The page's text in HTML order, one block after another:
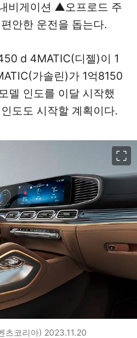
비게이션 ▲오프로드 주
안한 운전을 돕는다.
d 4MATIC(디젤)이 1
가솔린)가 1억8150
델 인도를 이달 시작했
도도 시작할 계획이다.
츠코리아) 2023.11.20